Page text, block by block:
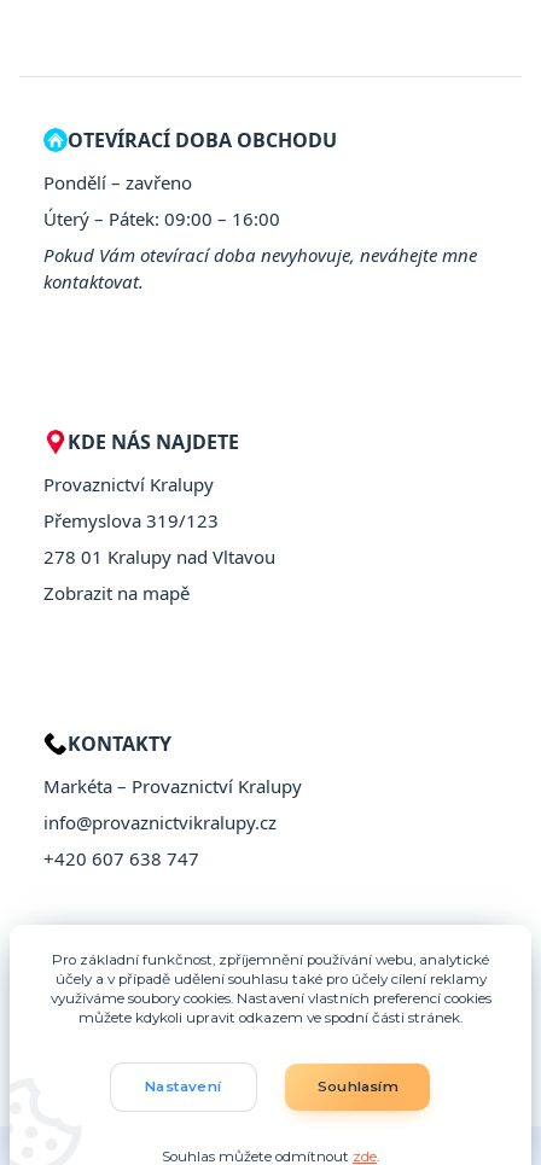
OTEVÍRACÍ DOBA OBCHODU
Pondělí – zavřeno
Úterý – Pátek: 09:00 – 16:00
Pokud Vám otevírací doba nevyhovuje, neváhejte mne
kontaktovat.
KDE NÁS NAJDETE
Provaznictví Kralupy
Přemyslova 319/123
278 01 Kralupy nad Vltavou
Zobrazit na mapě
KONTAKTY
Markéta – Provaznictví Kralupy
info@provaznictvikralupy.cz
+420 607 638 747
© 2026 Provaznictví Kralupy – Všechna práva vyhrazena
Pro základní funkčnost, zpříjemnění používání webu, analytické
účely a v případě udělení souhlasu také pro účely cílení reklamy
využíváme soubory cookies. Nastavení vlastních preferencí cookies
můžete kdykoli upravit odkazem ve spodní části stránek.
Nastavení Souhlasím
Souhlas můžete odmítnout zde.